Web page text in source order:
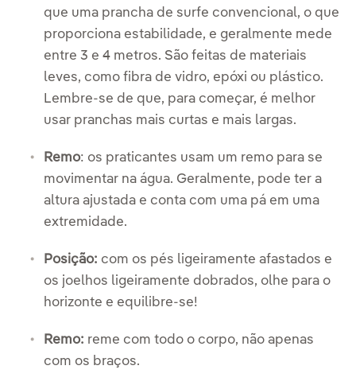
que uma prancha de surfe convencional, o que
proporciona estabilidade, e geralmente mede
entre 3 e 4 metros. São feitas de materiais
leves, como fibra de vidro, epóxi ou plástico.
Lembre-se de que, para começar, é melhor
usar pranchas mais curtas e mais largas.
Remo: os praticantes usam um remo para se
movimentar na água. Geralmente, pode ter a
altura ajustada e conta com uma pá em uma
extremidade.
Posição: com os pés ligeiramente afastados e
os joelhos ligeiramente dobrados, olhe para o
horizonte e equilibre-se!
Remo: reme com todo o corpo, não apenas
com os braços.